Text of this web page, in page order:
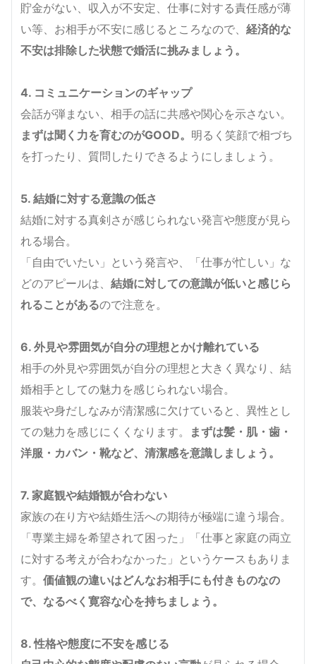
貯金がない、収入が不安定、仕事に対する責任感が薄
い等、お相手が不安に感じるところなので、 経済的な
不安は排除した状態で婚活に挑みましょう。
4. コミュニケーションのギャップ
会話が弾まない、相手の話に共感や関心を示さない。
まずは聞く力を育むのがGOOD。 明るく笑顔で相づち
を打ったり、質問したりできるようにしましょう。
5. 結婚に対する意識の低さ
結婚に対する真剣さが感じられない発言や態度が見ら
れる場合。
「自由でいたい」という発言や、「仕事が忙しい」な
どのアピールは、 結婚に対しての意識が低いと感じら
れることがあるので注意を。
6. 外見や雰囲気が自分の理想とかけ離れている
相手の外見や雰囲気が自分の理想と大きく異なり、結
婚相手としての魅力を感じられない場合。
服装や身だしなみが清潔感に欠けていると、異性とし
ての魅力を感じにくくなります。
まずは髪・肌・歯・
洋服・カバン・靴など、清潔感を意識しましょう。
7. 家庭観や結婚観が合わない
家族の在り方や結婚生活への期待が極端に違う場合。
「専業主婦を希望されて困った」「仕事と家庭の両立
に対する考えが合わなかった」というケースもありま
す。 価値観の違いはどんなお相手にも付きものなの
で、なるべく寛容な心を持ちましょう。
8. 性格や態度に不安を感じる